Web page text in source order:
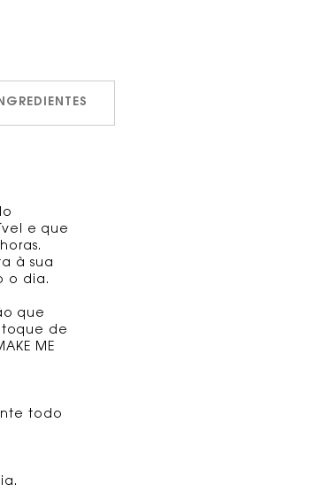
e que
à sua
o dia.
que
toque de
ME
todo